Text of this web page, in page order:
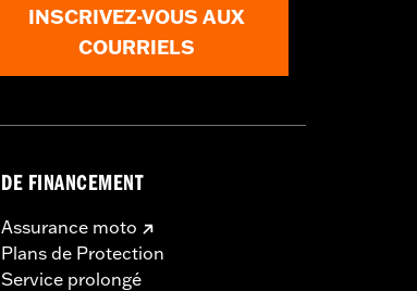
INSCRIVEZ-VOUS AUX
COURRIELS
DE FINANCEMENT
Assurance moto
Plans de Protection
Service prolongé